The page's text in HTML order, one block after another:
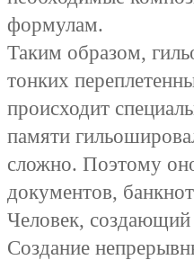
формулам.
Таким образом,
тонких
происходит
памяти
сложно. Поэтому
документов,
Человек,
Создание